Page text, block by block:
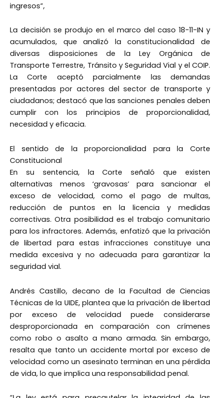
ingresos”,
La decisión se produjo en el marco del caso 18-11-IN y
acumulados, que analizó la constitucionalidad de
diversas disposiciones de la Ley Orgánica de
Transporte Terrestre, Tránsito y Seguridad Vial y el COIP.
La Corte aceptó parcialmente las demandas
presentadas por actores del sector de transporte y
ciudadanos; destacó que las sanciones penales deben
cumplir con los principios de proporcionalidad,
necesidad y eficacia.
El sentido de la proporcionalidad para la Corte
Constitucional
En su sentencia, la Corte señaló que existen
alternativas menos ‘gravosas’ para sancionar el
exceso de velocidad, como el pago de multas,
reducción de puntos en la licencia y medidas
correctivas. Otra posibilidad es el trabajo comunitario
para los infractores. Además, enfatizó que la privación
de libertad para estas infracciones constituye una
medida excesiva y no adecuada para garantizar la
seguridad vial.
Andrés Castillo, decano de la Facultad de Ciencias
Técnicas de la UIDE, plantea que la privación de libertad
por exceso de velocidad puede considerarse
desproporcionada en comparación con crímenes
como robo o asalto a mano armada. Sin embargo,
resalta que tanto un accidente mortal por exceso de
velocidad como un asesinato terminan en una pérdida
de vida, lo que implica una responsabilidad penal.